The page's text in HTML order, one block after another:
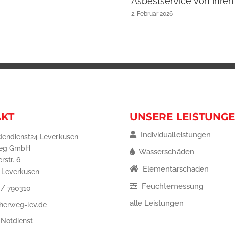
2. Februar 2026
Leverkusen
GmbH
6
Leverkusen
/ 790310
lev.de
UNSERE
Individualleistungen
Wasserschäden
Elementarschaden
Feuchtemessung
alle Leistungen